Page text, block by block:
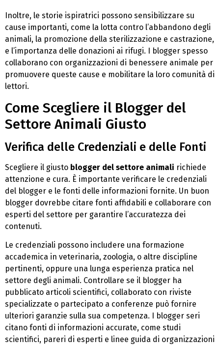
Inoltre, le storie ispiratrici possono sensibilizzare su
cause importanti, come la lotta contro l’abbandono degli
animali, la promozione della sterilizzazione e castrazione,
e l’importanza delle donazioni ai rifugi. I blogger spesso
collaborano con organizzazioni di benessere animale per
promuovere queste cause e mobilitare la loro comunità di
lettori.
Come Scegliere il Blogger del
Settore Animali Giusto
Verifica delle Credenziali e delle Fonti
Scegliere il giusto blogger del settore animali richiede
attenzione e cura. È importante verificare le credenziali
del blogger e le fonti delle informazioni fornite. Un buon
blogger dovrebbe citare fonti affidabili e collaborare con
esperti del settore per garantire l’accuratezza dei
contenuti.
Le credenziali possono includere una formazione
accademica in veterinaria, zoologia, o altre discipline
pertinenti, oppure una lunga esperienza pratica nel
settore degli animali. Controllare se il blogger ha
pubblicato articoli scientifici, collaborato con riviste
specializzate o partecipato a conferenze può fornire
ulteriori garanzie sulla sua competenza. I blogger seri
citano fonti di informazioni accurate, come studi
scientifici, pareri di esperti e linee guida di organizzazioni